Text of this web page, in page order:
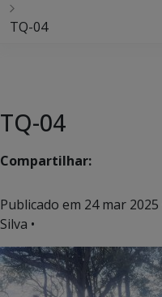
TQ-04
TQ-04
Compartilhar:
Publicado em 24 mar 2025
Silva •